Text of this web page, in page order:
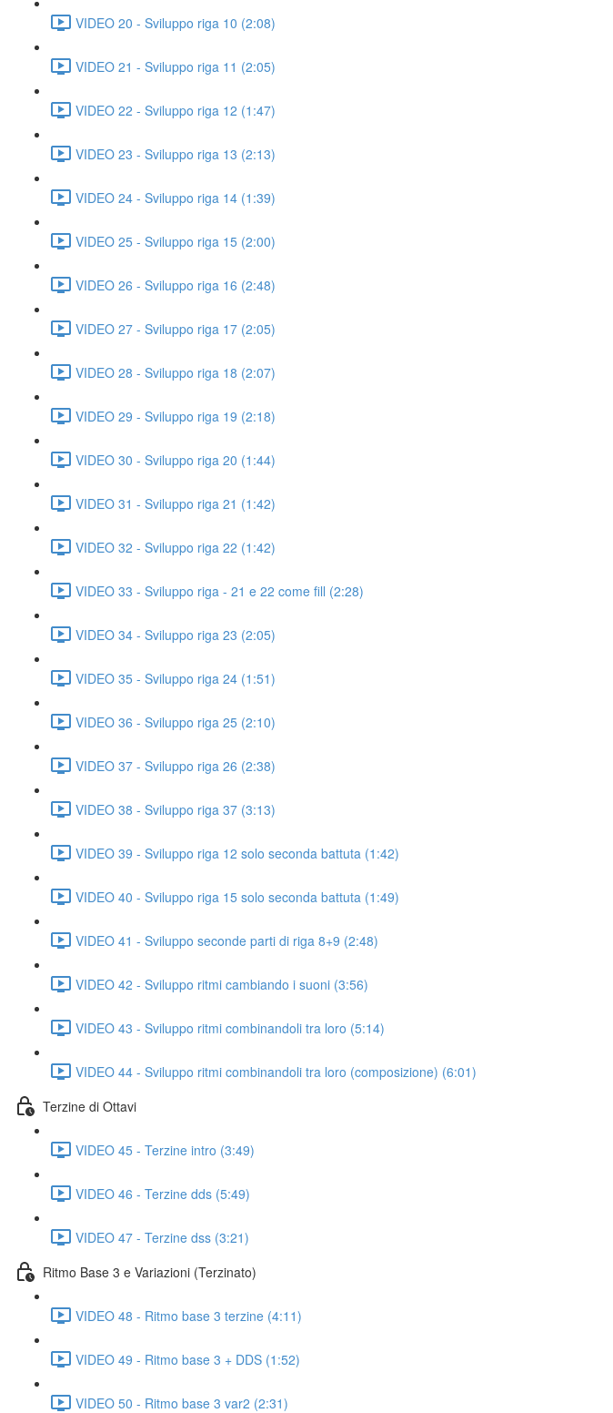
VIDEO 20 - Sviluppo riga 10 (2:08)
VIDEO 21 - Sviluppo riga 11 (2:05)
VIDEO 22 - Sviluppo riga 12 (1:47)
VIDEO 23 - Sviluppo riga 13 (2:13)
VIDEO 24 - Sviluppo riga 14 (1:39)
VIDEO 25 - Sviluppo riga 15 (2:00)
VIDEO 26 - Sviluppo riga 16 (2:48)
VIDEO 27 - Sviluppo riga 17 (2:05)
VIDEO 28 - Sviluppo riga 18 (2:07)
VIDEO 29 - Sviluppo riga 19 (2:18)
VIDEO 30 - Sviluppo riga 20 (1:44)
VIDEO 31 - Sviluppo riga 21 (1:42)
VIDEO 32 - Sviluppo riga 22 (1:42)
VIDEO 33 - Sviluppo riga - 21 e 22 come fill (2:28)
VIDEO 34 - Sviluppo riga 23 (2:05)
VIDEO 35 - Sviluppo riga 24 (1:51)
VIDEO 36 - Sviluppo riga 25 (2:10)
VIDEO 37 - Sviluppo riga 26 (2:38)
VIDEO 38 - Sviluppo riga 37 (3:13)
VIDEO 39 - Sviluppo riga 12 solo seconda battuta (1:42)
VIDEO 40 - Sviluppo riga 15 solo seconda battuta (1:49)
VIDEO 41 - Sviluppo seconde parti di riga 8+9 (2:48)
VIDEO 42 - Sviluppo ritmi cambiando i suoni (3:56)
VIDEO 43 - Sviluppo ritmi combinandoli tra loro (5:14)
VIDEO 44 - Sviluppo ritmi combinandoli tra loro (composizione) (6:01)
Terzine di Ottavi
VIDEO 45 - Terzine intro (3:49)
VIDEO 46 - Terzine dds (5:49)
VIDEO 47 - Terzine dss (3:21)
Ritmo Base 3 e Variazioni (Terzinato)
VIDEO 48 - Ritmo base 3 terzine (4:11)
VIDEO 49 - Ritmo base 3 + DDS (1:52)
VIDEO 50 - Ritmo base 3 var2 (2:31)